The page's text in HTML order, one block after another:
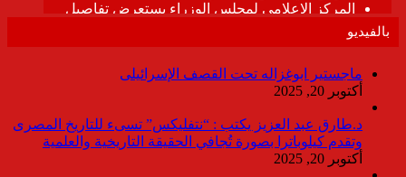
بالفيديو
ماجستير ابوغزاله تحت القصف الإسرائيلى
أكتوبر 20, 2025
د.طارق عبد العزيز يكتب : “نتفليكس” تسىء للتاريخ المصرى
وتقدم كيلوباترا بصورة تُجافي الحقيقة التاريخية والعلمية
أكتوبر 20, 2025